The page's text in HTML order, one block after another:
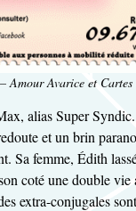
Amour Avarice et Cartes
alias Super
et un brin
Sa femme, Édith
coté une double vie
extra-conjugales